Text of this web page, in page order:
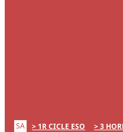
SA 1R CICLE ESO 3